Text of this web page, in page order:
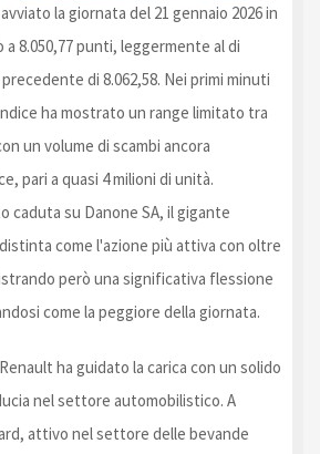
avviato la giornata del 21 gennaio 2026 in
8.050,77 punti, leggermente al di
di 8.062,58. Nei primi minuti
ha mostrato un range limitato tra
un volume di scambi ancora
pari a quasi 4 milioni di unità.
caduta su Danone SA, il gigante
come l'azione più attiva con oltre
però una significativa flessione
come la peggiore della giornata.
ha guidato la carica con un solido
nel settore automobilistico. A
attivo nel settore delle bevande